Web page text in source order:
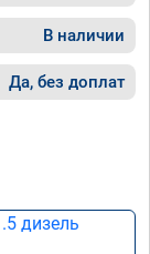
В наличии
Да, без доплат